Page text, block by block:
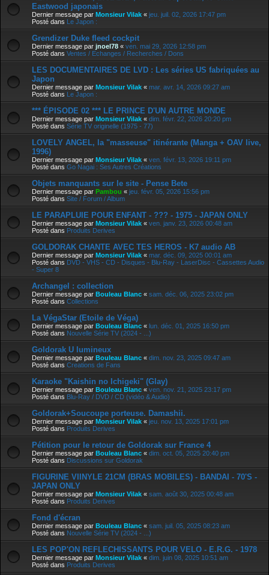
Eastwood japonais
Dernier message par Monsieur Vilak « jeu. juil. 02, 2026 17:47 pm
Posté dans Le Japon :
Grendizer Duke fleed cockpit
Dernier message par jnoel78 « ven. mai 29, 2026 12:58 pm
Posté dans Ventes / Echanges / Recherches / Dons
LES DOCUMENTAIRES DE LVD : Les séries US fabriquées au
Japon
Dernier message par Monsieur Vilak « mar. avr. 14, 2026 09:27 am
Posté dans Le Japon :
*** ÉPISODE 02 *** LE PRINCE D'UN AUTRE MONDE
Dernier message par Monsieur Vilak « dim. févr. 22, 2026 20:20 pm
Posté dans Série TV originelle (1975 - 77)
LOVELY ANGEL, la "masseuse" itinérante (Manga + OAV live,
1996)
Dernier message par Monsieur Vilak « ven. févr. 13, 2026 19:11 pm
Posté dans Go Nagai : Ses Autres Créations
Objets manquants sur le site - Pense Bete
Dernier message par Pambou « jeu. févr. 05, 2026 15:56 pm
Posté dans Site / Forum / Album
LE PARAPLUIE POUR ENFANT - ??? - 1975 - JAPAN ONLY
Dernier message par Monsieur Vilak « ven. janv. 23, 2026 00:48 am
Posté dans Produits Derives
GOLDORAK CHANTE AVEC TES HEROS - K7 audio AB
Dernier message par Monsieur Vilak « mar. déc. 09, 2025 00:01 am
Posté dans DVD - VHS - CD - Disques - Blu-Ray - LaserDisc - Cassettes Audio
- Super 8
Archangel : collection
Dernier message par Bouleau Blanc « sam. déc. 06, 2025 23:02 pm
Posté dans Collections
La VégaStar (Etoile de Véga)
Dernier message par Bouleau Blanc « lun. déc. 01, 2025 16:50 pm
Posté dans Nouvelle Série TV (2024 - ...)
Goldorak U lumineux
Dernier message par Bouleau Blanc « dim. nov. 23, 2025 09:47 am
Posté dans Creations de Fans
Karaoke "Kaishin no Ichigeki" (Glay)
Dernier message par Bouleau Blanc « ven. nov. 21, 2025 23:17 pm
Posté dans Blu-Ray / DVD / CD (vidéo & Audio)
Goldorak+Soucoupe porteuse. Damashii.
Dernier message par Monsieur Vilak « jeu. nov. 13, 2025 17:01 pm
Posté dans Produits Derives
Pétition pour le retour de Goldorak sur France 4
Dernier message par Bouleau Blanc « dim. oct. 05, 2025 20:40 pm
Posté dans Discussions sur Goldorak
FIGURINE VIINYLE 21CM (BRAS MOBILES) - BANDAI - 70'S -
JAPAN ONLY
Dernier message par Monsieur Vilak « sam. août 30, 2025 00:48 am
Posté dans Produits Derives
Fond d'écran
Dernier message par Bouleau Blanc « sam. juil. 05, 2025 08:23 am
Posté dans Nouvelle Série TV (2024 - ...)
LES POP'ON REFLECHISSANTS POUR VELO - E.R.G. - 1978
Dernier message par Monsieur Vilak « dim. juin 08, 2025 10:51 am
Posté dans Produits Derives